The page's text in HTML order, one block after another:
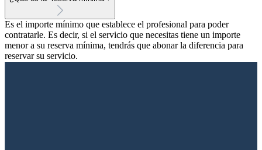
Es el importe mínimo que establece el profesional para poder
contratarle. Es decir, si el servicio que necesitas tiene un importe
menor a su reserva mínima, tendrás que abonar la diferencia para
reservar su servicio.